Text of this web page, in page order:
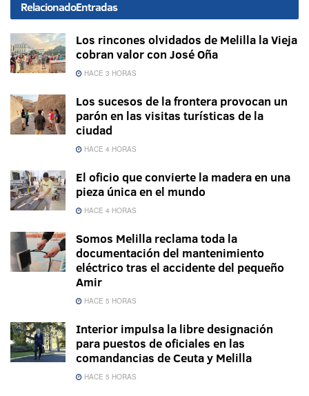
RelacionadoEntradas
Los rincones olvidados de Melilla la Vieja
cobran valor con José Oña
HACE 3 HORAS
Los sucesos de la frontera provocan un
parón en las visitas turísticas de la
ciudad
HACE 4 HORAS
El oficio que convierte la madera en una
pieza única en el mundo
HACE 4 HORAS
Somos Melilla reclama toda la
documentación del mantenimiento
eléctrico tras el accidente del pequeño
Amir
HACE 5 HORAS
Interior impulsa la libre designación
para puestos de oficiales en las
comandancias de Ceuta y Melilla
HACE 5 HORAS